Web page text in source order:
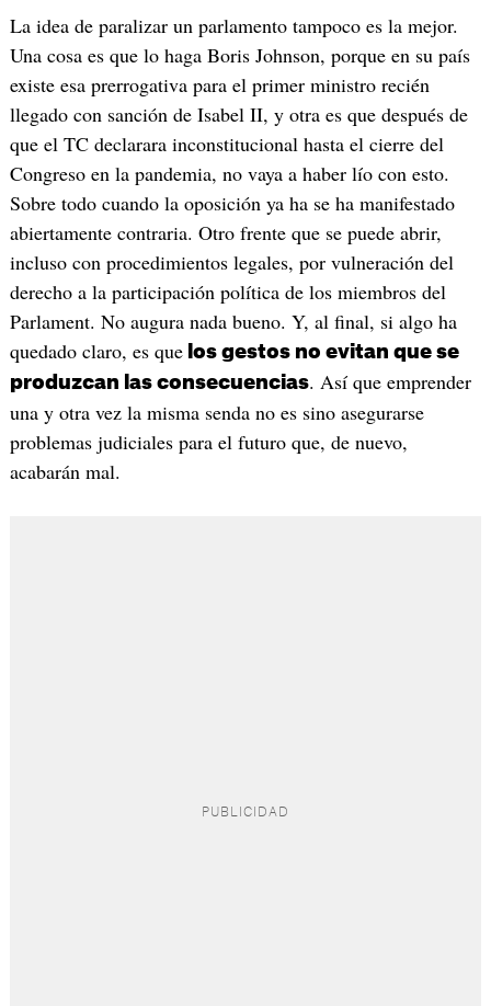
La idea de paralizar un parlamento tampoco es la mejor.
Una cosa es que lo haga Boris Johnson, porque en su país
existe esa prerrogativa para el primer ministro recién
llegado con sanción de Isabel II, y otra es que después de
que el TC declarara inconstitucional hasta el cierre del
Congreso en la pandemia, no vaya a haber lío con esto.
Sobre todo cuando la oposición ya ha se ha manifestado
abiertamente contraria. Otro frente que se puede abrir,
incluso con procedimientos legales, por vulneración del
derecho a la participación política de los miembros del
Parlament. No augura nada bueno. Y, al final, si algo ha
quedado claro, es quelos gestos no evitan que se
produzcan las consecuencias. Así que emprender
una y otra vez la misma senda no es sino asegurarse
problemas judiciales para el futuro que, de nuevo,
acabarán mal.